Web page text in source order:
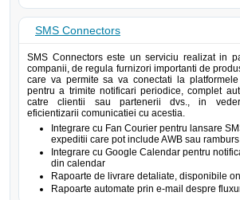
SMS Connectors
SMS Connectors este un serviciu realizat in
companii, de regula furnizori importanti de
care va permite sa va conectati la
pentru a trimite notificari periodice, complet
catre clientii sau partenerii dvs., in
eficientizarii comunicatiei cu acestia.
Integrare cu Fan Courier pentru lansare
expeditii care pot include AWB sau ramburs
Integrare cu Google Calendar pentru
din calendar
Rapoarte de livrare detaliate, disponibile
Rapoarte automate prin e-mail despre